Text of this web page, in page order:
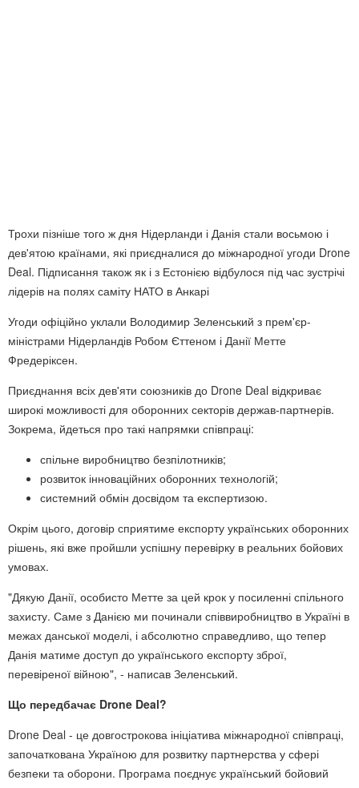
Трохи пізніше того ж дня Нідерланди і Данія стали восьмою і
дев'ятою країнами, які приєдналися до міжнародної угоди Drone
Deal. Підписання також як і з Естонією відбулося під час зустрічі
лідерів на полях саміту НАТО в Анкарі
Угоди офіційно уклали Володимир Зеленський з прем'єр-
міністрами Нідерландів Робом Єттеном і Данії Метте
Фредеріксен.
Приєднання всіх дев'яти союзників до Drone Deal відкриває
широкі можливості для оборонних секторів держав-партнерів.
Зокрема, йдеться про такі напрямки співпраці:
спільне виробництво безпілотників;
розвиток інноваційних оборонних технологій;
системний обмін досвідом та експертизою.
Окрім цього, договір сприятиме експорту українських оборонних
рішень, які вже пройшли успішну перевірку в реальних бойових
умовах.
"Дякую Данії, особисто Метте за цей крок у посиленні спільного
захисту. Саме з Данією ми починали співвиробництво в Україні в
межах данської моделі, і абсолютно справедливо, що тепер
Данія матиме доступ до українського експорту зброї,
перевіреної війною", - написав Зеленський.
Що передбачає Drone Deal?
Drone Deal - це довгострокова ініціатива міжнародної співпраці,
започаткована Україною для розвитку партнерства у сфері
безпеки та оборони. Програма поєднує український бойовий